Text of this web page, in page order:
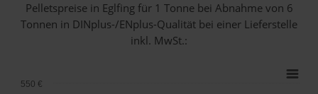
Pelletspreise in Eglfing für 1 Tonne bei Abnahmevon 6
Tonnen in DINplus-/ENplus-Qualität bei einer Lieferstelle
inkl. MwSt.:
550 €